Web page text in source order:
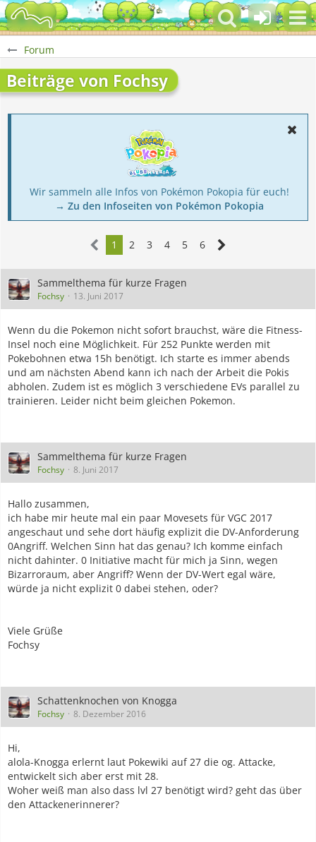
Forum
Beiträge von Fochsy
Wir sammeln alle Infos von Pokémon Pokopia für euch!
→ Zu den Infoseiten von Pokémon Pokopia
1 2 3 4 5 6
Sammelthema für kurze Fragen
Fochsy 13. Juni 2017
Wenn du die Pokemon nicht sofort brauchst, wäre die Fitness-
Insel noch eine Möglichkeit. Für 252 Punkte werden mit
Pokebohnen etwa 15h benötigt. Ich starte es immer abends
und am nächsten Abend kann ich nach der Arbeit die Pokis
abholen. Zudem ist es möglich 3 verschiedene EVs parallel zu
trainieren. Leider nicht beim gleichen Pokemon.
Sammelthema für kurze Fragen
Fochsy 8. Juni 2017
Hallo zusammen,
ich habe mir heute mal ein paar Movesets für VGC 2017
angeschaut und sehe dort häufig explizit die DV-Anforderung
0Angriff. Welchen Sinn hat das genau? Ich komme einfach
nicht dahinter. 0 Initiative macht für mich ja Sinn, wegen
Bizarroraum, aber Angriff? Wenn der DV-Wert egal wäre,
würde ja nicht explizit 0 dabei stehen, oder?
Viele Grüße
Fochsy
Schattenknochen von Knogga
Fochsy 8. Dezember 2016
Hi,
alola-Knogga erlernt laut Pokewiki auf 27 die og. Attacke,
entwickelt sich aber erst mit 28.
Woher weiß man also dass lvl 27 benötigt wird? geht das über
den Attackenerinnerer?